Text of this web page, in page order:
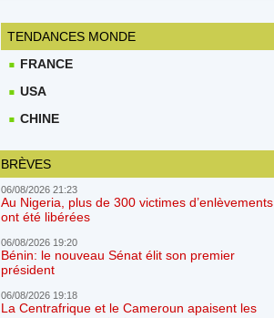
TENDANCES MONDE
FRANCE
USA
CHINE
BRÈVES
06/08/2026 21:23
Au Nigeria, plus de 300 victimes d’enlèvements
ont été libérées
06/08/2026 19:20
Bénin: le nouveau Sénat élit son premier
président
06/08/2026 19:18
La Centrafrique et le Cameroun apaisent les